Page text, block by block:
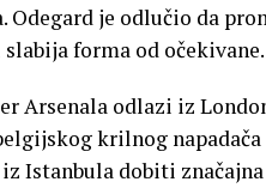
je odlučio da
forma od očekivane.
Arsenala odlazi iz
krilnog
Istanbula dobiti značajna